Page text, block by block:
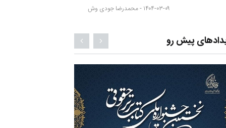
۱۴۰۴-۰۳-۰۹ - محمدرضا جودی وش
پیش رو